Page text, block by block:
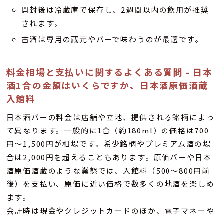
開封後は冷蔵庫で保存し、2週間以内の飲用が推奨
されます。
古酒は専用の蔵元やバーで味わうのが最適です。
料金相場と支払いに関するよくある質問 - 日本
酒1合の金額はいくらですか、日本酒原価酒蔵
入館料
日本酒バーの料金は店舗や立地、提供される銘柄によっ
て異なります。一般的に1合（約180ml）の価格は700
円〜1,500円が相場です。希少銘柄やプレミアム酒の場
合は2,000円を超えることもあります。原価バーや日本
酒原価酒蔵のような業態では、入館料（500〜800円前
後）を支払い、原価に近い価格で数多くの地酒を楽しめ
ます。
会計時は現金やクレジットカードのほか、電子マネーや